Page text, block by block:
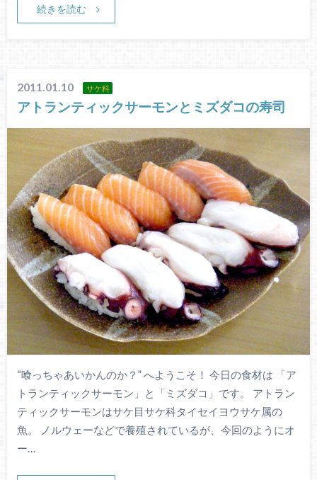
続きを読む
2011.01.10 サケ科
アトランティックサーモンとミズダコの寿司
“喰っちゃあいかんのか？” へようこそ！ 今日の食材は 「ア
トランティックサーモン」と「ミズダコ」です。 アトラン
ティックサーモンはサケ目サケ科タイセイヨウサケ属の
魚。 ノルウェーなどで養殖されているが、今回のようにオ
ー…